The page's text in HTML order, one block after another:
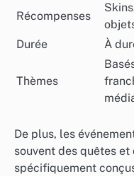
Récompenses
Durée
À
Thèmes
De plus, les
souvent des quêtes
spécifiquement